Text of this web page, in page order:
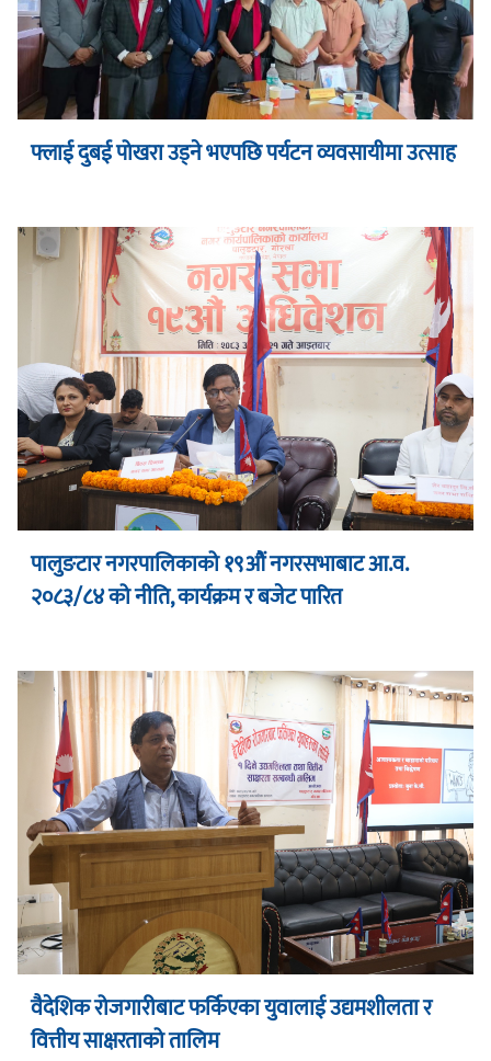
फ्लाई दुबई पोखरा उड्ने भएपछि पर्यटन व्यवसायीमा उत्साह
पालुङटार नगरपालिकाको १९औं नगरसभाबाट आ.व.
२०८३/८४ को नीति, कार्यक्रम र बजेट पारित
वैदेशिक रोजगारीबाट फर्किएका युवालाई उद्यमशीलता र
वित्तीय साक्षरताको तालिम